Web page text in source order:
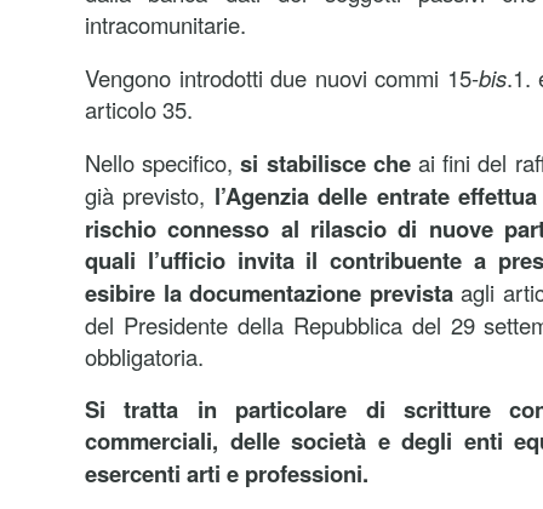
intracomunitarie.
Vengono introdotti due nuovi commi 15-bis.1.
articolo 35.
Nello specifico,si stabilisce cheai fini del
già previsto, l’Agenzia delle entrate
rischio connesso al rilascio di nuove
quali l’ufficio invita il contribuente a
esibire la documentazione previstaagli
del Presidente della Repubblica del 29
obbligatoria.
Si tratta in particolare di scritture
commerciali, delle società e degli enti
esercenti arti e professioni.